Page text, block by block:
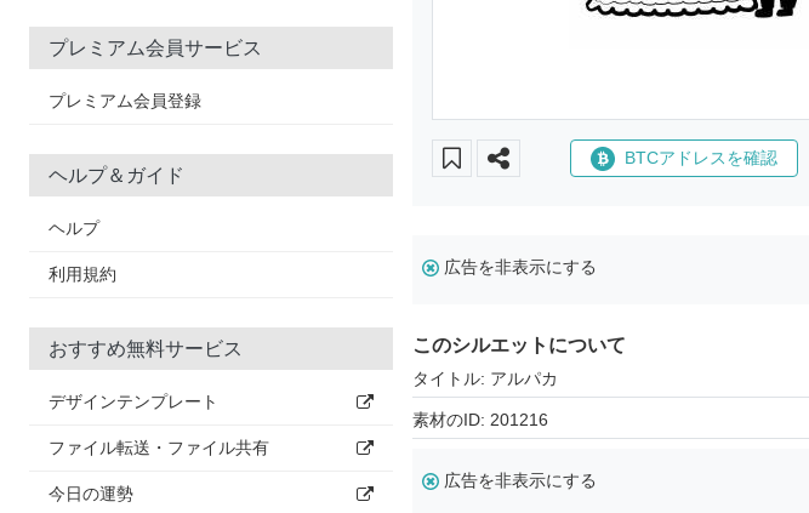
プレミアム会員サービス
プレミアム会員登録
ヘルプ＆ガイド
ヘルプ
利用規約
おすすめ無料サービス
デザインテンプレート
ファイル転送・ファイル共有
今日の運勢
BTCアドレスを確認
広告を非表示にする
このシルエットについて
タイトル: アルパカ
素材のID: 201216
広告を非表示にする